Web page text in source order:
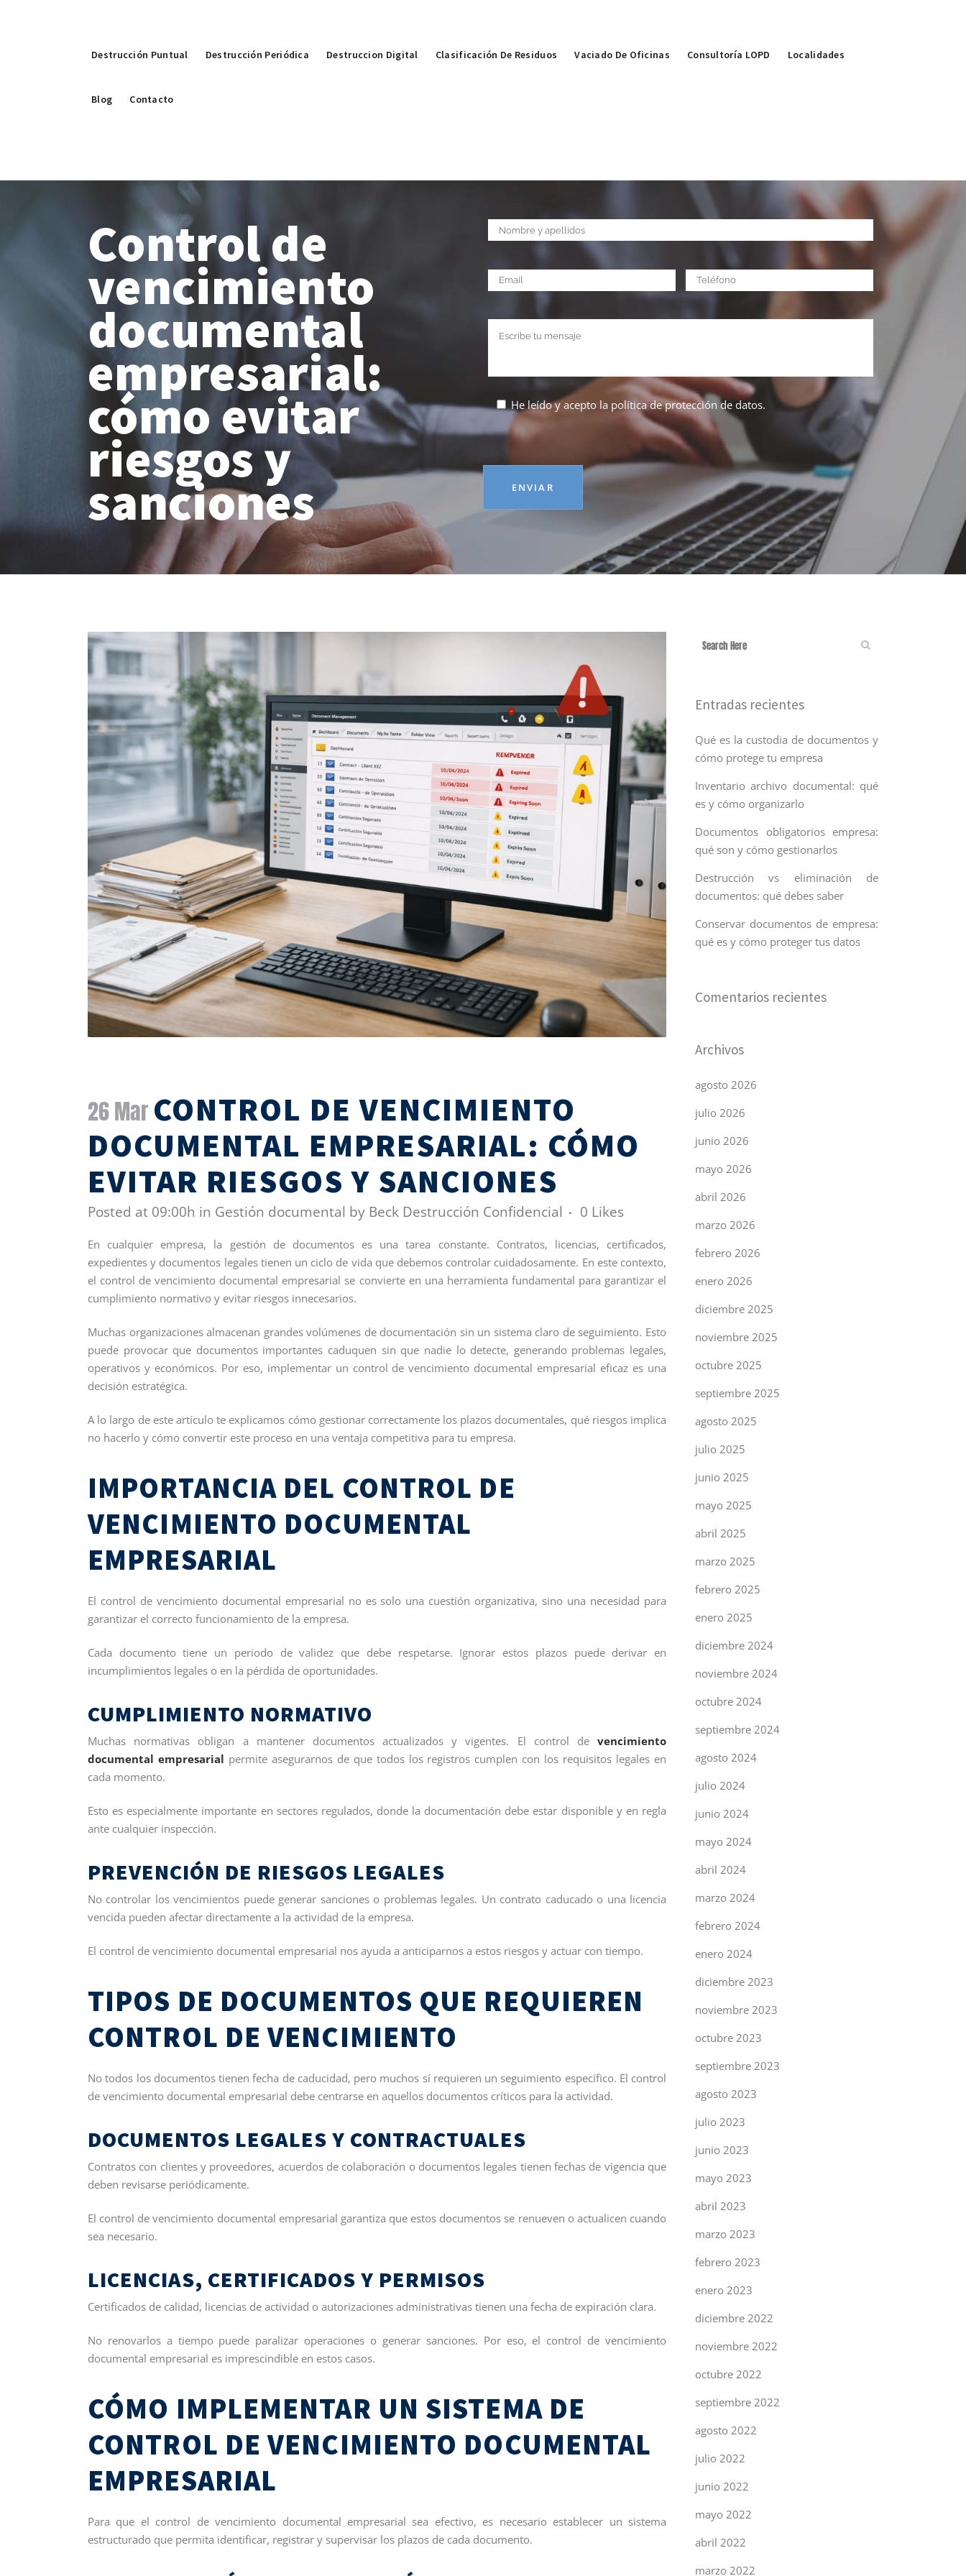
Destrucción Puntual Destrucción Periódica Destruccion Digital Clasificación De Residuos Vaciado De Oficinas Consultoría LOPD Localidades
Blog Contacto
Control de
vencimiento
documental
empresarial:
cómo evitar
riesgos y
sanciones
He leído y acepto la política de protección de datos.
26 Mar CONTROL DE VENCIMIENTO
DOCUMENTAL EMPRESARIAL: CÓMO
EVITAR RIESGOS Y SANCIONES
Posted at 09:00h in Gestión documental by Beck Destrucción Confidencial 0 Likes
En cualquier empresa, la gestión de documentos es una tarea constante. Contratos, licencias, certificados,
expedientes y documentos legales tienen un ciclo de vida que debemos controlar cuidadosamente. En este contexto,
el control de vencimiento documental empresarial se convierte en una herramienta fundamental para garantizar el
cumplimiento normativo y evitar riesgos innecesarios.
Muchas organizaciones almacenan grandes volúmenes de documentación sin un sistema claro de seguimiento. Esto
puede provocar que documentos importantes caduquen sin que nadie lo detecte, generando problemas legales,
operativos y económicos. Por eso, implementar un control de vencimiento documental empresarial eficaz es una
decisión estratégica.
A lo largo de este artículo te explicamos cómo gestionar correctamente los plazos documentales, qué riesgos implica
no hacerlo y cómo convertir este proceso en una ventaja competitiva para tu empresa.
IMPORTANCIA DEL CONTROL DE
VENCIMIENTO DOCUMENTAL
EMPRESARIAL
El control de vencimiento documental empresarial no es solo una cuestión organizativa, sino una necesidad para
garantizar el correcto funcionamiento de la empresa.
Cada documento tiene un periodo de validez que debe respetarse. Ignorar estos plazos puede derivar en
incumplimientos legales o en la pérdida de oportunidades.
CUMPLIMIENTO NORMATIVO
Muchas normativas obligan a mantener documentos actualizados y vigentes. El control de vencimiento
documental empresarial permite asegurarnos de que todos los registros cumplen con los requisitos legales en
cada momento.
Esto es especialmente importante en sectores regulados, donde la documentación debe estar disponible y en regla
ante cualquier inspección.
PREVENCIÓN DE RIESGOS LEGALES
No controlar los vencimientos puede generar sanciones o problemas legales. Un contrato caducado o una licencia
vencida pueden afectar directamente a la actividad de la empresa.
El control de vencimiento documental empresarial nos ayuda a anticiparnos a estos riesgos y actuar con tiempo.
TIPOS DE DOCUMENTOS QUE REQUIEREN
CONTROL DE VENCIMIENTO
No todos los documentos tienen fecha de caducidad, pero muchos sí requieren un seguimiento específico. El control
de vencimiento documental empresarial debe centrarse en aquellos documentos críticos para la actividad.
DOCUMENTOS LEGALES Y CONTRACTUALES
Contratos con clientes y proveedores, acuerdos de colaboración o documentos legales tienen fechas de vigencia que
deben revisarse periódicamente.
El control de vencimiento documental empresarial garantiza que estos documentos se renueven o actualicen cuando
sea necesario.
LICENCIAS, CERTIFICADOS Y PERMISOS
Certificados de calidad, licencias de actividad o autorizaciones administrativas tienen una fecha de expiración clara.
No renovarlos a tiempo puede paralizar operaciones o generar sanciones. Por eso, el control de vencimiento
documental empresarial es imprescindible en estos casos.
CÓMO IMPLEMENTAR UN SISTEMA DE
CONTROL DE VENCIMIENTO DOCUMENTAL
EMPRESARIAL
Para que el control de vencimiento documental empresarial sea efectivo, es necesario establecer un sistema
estructurado que permita identificar, registrar y supervisar los plazos de cada documento.
Entradas recientes
Qué es la custodia de documentos y
cómo protege tu empresa
Inventario archivo documental: qué
es y cómo organizarlo
Documentos obligatorios empresa:
qué son y cómo gestionarlos
Destrucción vs eliminación de
documentos: qué debes saber
Conservar documentos de empresa:
qué es y cómo proteger tus datos
Comentarios recientes
Archivos
agosto 2026
julio 2026
junio 2026
mayo 2026
abril 2026
marzo 2026
febrero 2026
enero 2026
diciembre 2025
noviembre 2025
octubre 2025
septiembre 2025
agosto 2025
julio 2025
junio 2025
mayo 2025
abril 2025
marzo 2025
febrero 2025
enero 2025
diciembre 2024
noviembre 2024
octubre 2024
septiembre 2024
agosto 2024
julio 2024
junio 2024
mayo 2024
abril 2024
marzo 2024
febrero 2024
enero 2024
diciembre 2023
noviembre 2023
octubre 2023
septiembre 2023
agosto 2023
julio 2023
junio 2023
mayo 2023
abril 2023
marzo 2023
febrero 2023
enero 2023
diciembre 2022
noviembre 2022
octubre 2022
septiembre 2022
agosto 2022
julio 2022
junio 2022
mayo 2022
abril 2022
marzo 2022